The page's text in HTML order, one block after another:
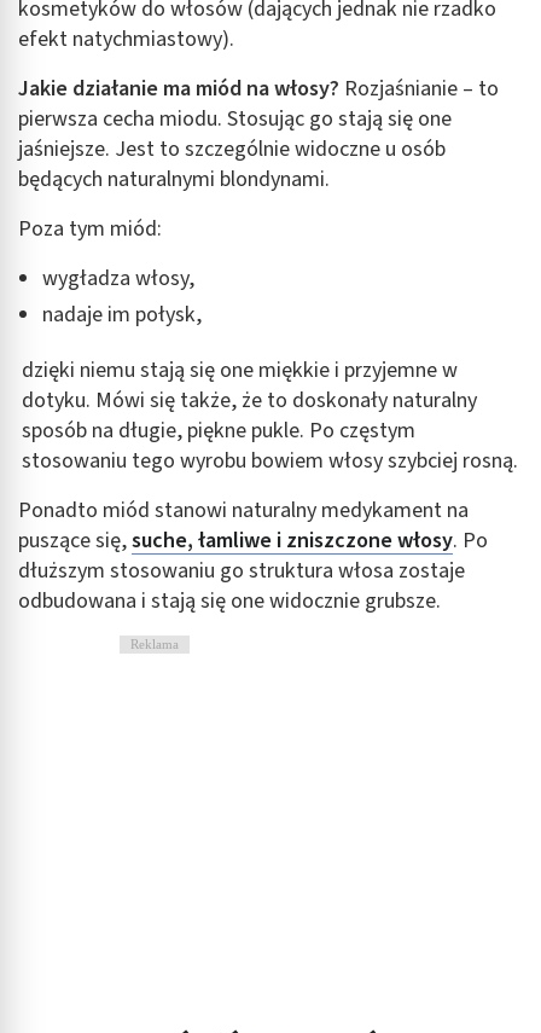
kosmetyków do włosów (dających jednak nie rzadko
efekt natychmiastowy).
Jakie działanie ma miód na włosy? Rozjaśnianie – to
pierwsza cecha miodu. Stosując go stają się one
jaśniejsze. Jest to szczególnie widoczne u osób
będących naturalnymi blondynami.
Poza tym miód:
wygładza włosy,
nadaje im połysk,
dzięki niemu stają się one miękkie i przyjemne w
dotyku. Mówi się także, że to doskonały naturalny
sposób na długie, piękne pukle. Po częstym
stosowaniu tego wyrobu bowiem włosy szybciej rosną.
Ponadto miód stanowi naturalny medykament na
puszące się,suche, łamliwe i zniszczone włosy. Po
dłuższym stosowaniu go struktura włosa zostaje
odbudowana i stają się one widocznie grubsze.
Reklama